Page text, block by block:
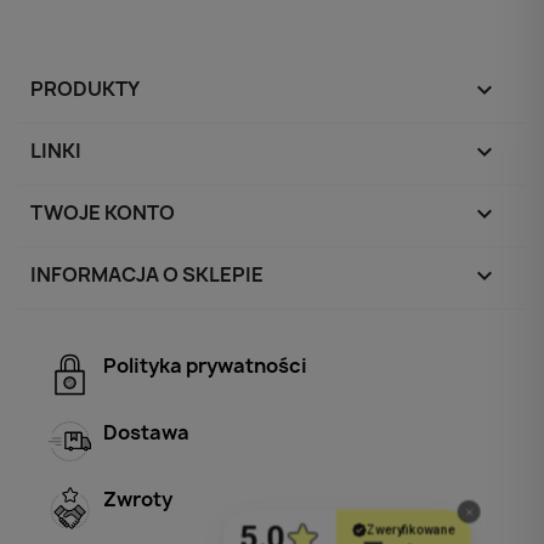
PRODUKTY 
LINKI 
TWOJE KONTO 
INFORMACJA O SKLEPIE keyboard_arrow_down
Polityka prywatności
Dostawa
Zwroty